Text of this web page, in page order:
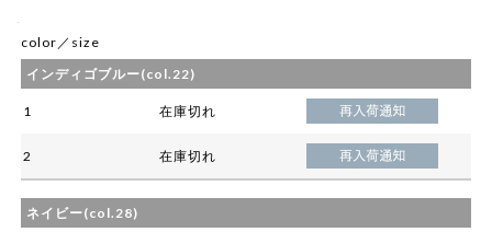
color／size
インディゴブルー(col.22)
1 在庫切れ
2 在庫切れ
ネイビー(col.28)